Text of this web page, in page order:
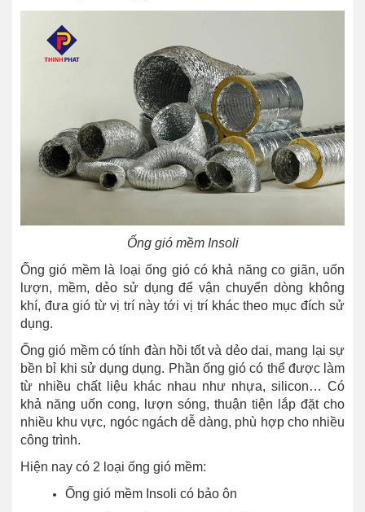
Ống gió mềm Insoli
Ống gió mềm là loại ống gió có khả năng co giãn, uốn
lượn, mềm, dẻo sử dụng để vận chuyển dòng không
khí, đưa gió từ vị trí này tới vị trí khác theo mục đích sử
dụng.
Ống gió mềm có tính đàn hồi tốt và dẻo dai, mang lại sự
bền bỉ khi sử dụng dụng. Phần ống gió có thể được làm
từ nhiều chất liệu khác nhau như nhựa, silicon… Có
khả năng uốn cong, lượn sóng, thuận tiện lắp đặt cho
nhiều khu vực, ngóc ngách dễ dàng, phù hợp cho nhiều
công trình.
Hiện nay có 2 loại ống gió mềm:
Ống gió mềm Insoli có bảo ôn